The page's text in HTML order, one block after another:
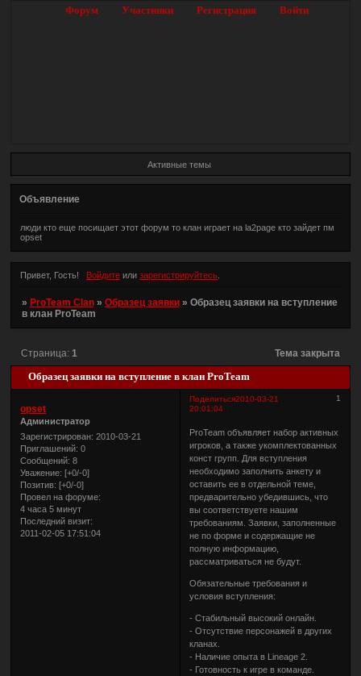
Форум Участники Регистрация Войти
Активные темы
Объявление
люди кто еще посищает этот форум то клан играет на la2page кто зайдет пм
opset
Привет, Гость! Войдитеили зарегистрируйтесь.
» ProTeam Clan » Образец заявки » Образец заявки на вступление
в клан ProTeam
Образец заявки на вступление в клан ProTeam
Страница: 1 Тема закрыта
Поделиться 1
2010-03-21
20:01:04
opset
Администратор
Зарегистрирован: 2010-03-21
Приглашений: 0
Сообщений: 8
Уважение: [+0/-0]
Позитив: [+0/-0]
Провел на форуме:
4 часа 5 минут
Последний визит:
2011-02-05 17:51:04
ProTeam объявляет набор активных
игроков, а также укомплектованных
конст групп. Для вступления
необходимо заполнить анкету и
оставить ее в отдельной теме,
предварительно убедившись, что
вы соответствуете нашим
требованиям. Заявки, заполненные
не по форме и содержащие не
полную информацию,
рассматриваться не будут.
Обязательные требования и
условия вступления:
- Стабильный высокий онлайн.
- Отсутствие персонажей в других
кланах.
- Наличие опыта в Lineage 2.
- Готовность к игре в команде.